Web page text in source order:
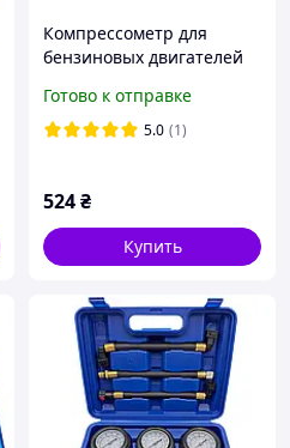
Компрессометр для
бензиновых двигателей
Готово к отправке
5.0 (1)
524₴
Купить